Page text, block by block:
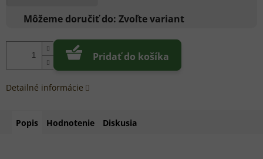
Môžeme doručiť do: Zvoľte variant
Pridať do košíka
Detailné informácie
Popis Hodnotenie Diskusia